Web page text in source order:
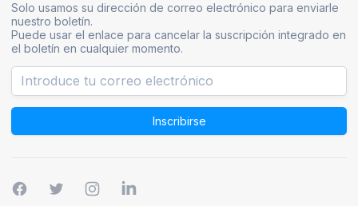
Solo usamos su dirección de correo electrónico para enviarle
nuestro boletín.
Puede usar el enlace para cancelar la suscripción integrado en
el boletín en cualquier momento.
Inscribirse